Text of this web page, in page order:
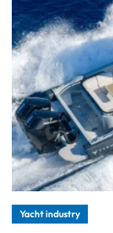
Yacht industry